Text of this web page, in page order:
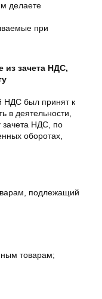
делаете
при
из зачета НДС,
НДС был принят к
в деятельности,
зачета НДС, по
оборотах,
подлежащий
товарам;